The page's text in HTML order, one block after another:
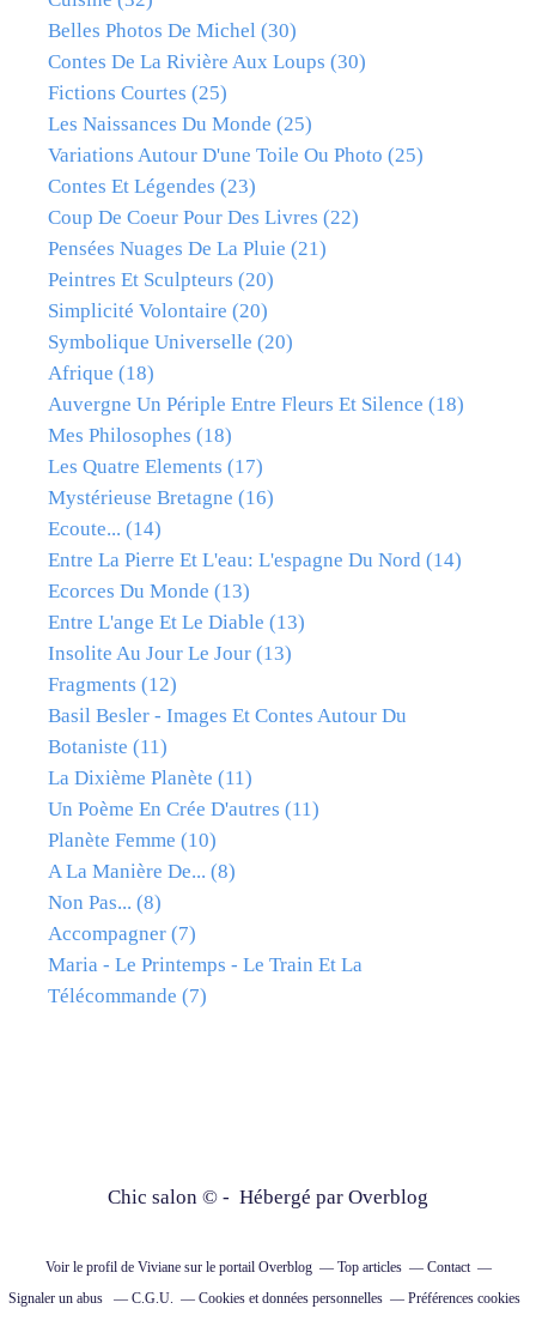
Belles Photos De Michel (30)
Contes De La Rivière Aux Loups (30)
Fictions Courtes (25)
Les Naissances Du Monde (25)
Variations Autour D'une Toile Ou Photo (25)
Contes Et Légendes (23)
Coup De Coeur Pour Des Livres (22)
Pensées Nuages De La Pluie (21)
Peintres Et Sculpteurs (20)
Simplicité Volontaire (20)
Symbolique Universelle (20)
Afrique (18)
Auvergne Un Périple Entre Fleurs Et Silence (18)
Mes Philosophes (18)
Les Quatre Elements (17)
Mystérieuse Bretagne (16)
Ecoute... (14)
Entre La Pierre Et L'eau: L'espagne Du Nord (14)
Ecorces Du Monde (13)
Entre L'ange Et Le Diable (13)
Insolite Au Jour Le Jour (13)
Fragments (12)
Basil Besler - Images Et Contes Autour Du
Botaniste (11)
La Dixième Planète (11)
Un Poème En Crée D'autres (11)
Planète Femme (10)
A La Manière De... (8)
Non Pas... (8)
Accompagner (7)
Maria - Le Printemps - Le Train Et La
Télécommande (7)
Chic salon © - Hébergé par Overblog
Voir le profil de Vivianesur le portail Overblog Top articles
Contact
Signaler un abus
C.G.U. Cookies et données personnelles Préférences cookies